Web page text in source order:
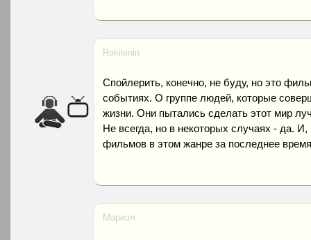
Rokilenin
Спойлерить, конечно, не буду, но это
событиях. О группе людей, которые
жизни. Они пытались сделать этот мир
Не всегда, но в некоторых случаях - да.
фильмов в этом жанре за последнее
Мариэл